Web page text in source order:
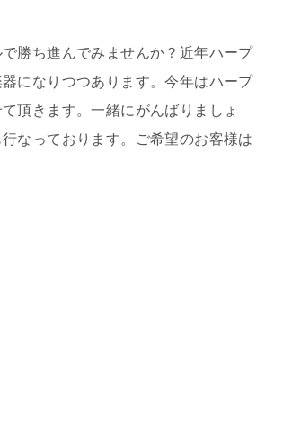
勝ち進んでみませんか？近年ハープ
になりつつあります。今年はハープ
頂きます。一緒にがんばりましょ
なっております。ご希望のお客様は